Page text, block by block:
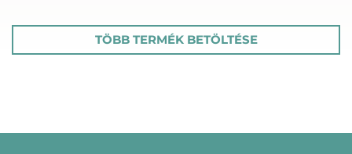
TÖBB TERMÉK BETÖLTÉSE